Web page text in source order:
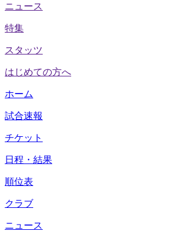
ニュース
特集
スタッツ
はじめての方へ
ホーム
試合速報
チケット
日程・結果
順位表
クラブ
ニュース